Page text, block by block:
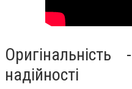
надійності